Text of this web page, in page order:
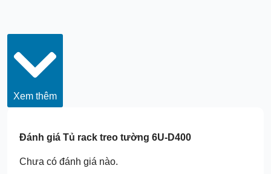
Xem thêm
Đánh giáTủ rack treo tường 6U-D400
Chưa có đánh giá nào.